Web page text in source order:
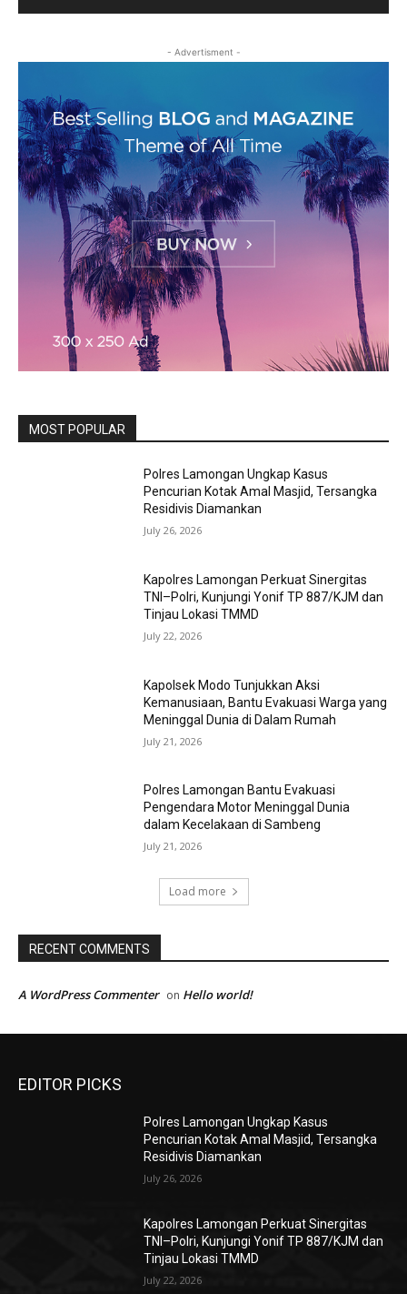
- Advertisment -
MOST POPULAR
Polres Lamongan Ungkap Kasus
Pencurian Kotak Amal Masjid, Tersangka
Residivis Diamankan
July 26, 2026
Kapolres Lamongan Perkuat Sinergitas
TNI–Polri, Kunjungi Yonif TP 887/KJM dan
Tinjau Lokasi TMMD
July 22, 2026
Kapolsek Modo Tunjukkan Aksi
Kemanusiaan, Bantu Evakuasi Warga yang
Meninggal Dunia di Dalam Rumah
July 21, 2026
Polres Lamongan Bantu Evakuasi
Pengendara Motor Meninggal Dunia
dalam Kecelakaan di Sambeng
July 21, 2026
Load more
RECENT COMMENTS
A WordPress Commenter on Hello world!
EDITOR PICKS
Polres Lamongan Ungkap Kasus
Pencurian Kotak Amal Masjid, Tersangka
Residivis Diamankan
July 26, 2026
Kapolres Lamongan Perkuat Sinergitas
TNI–Polri, Kunjungi Yonif TP 887/KJM dan
Tinjau Lokasi TMMD
July 22, 2026